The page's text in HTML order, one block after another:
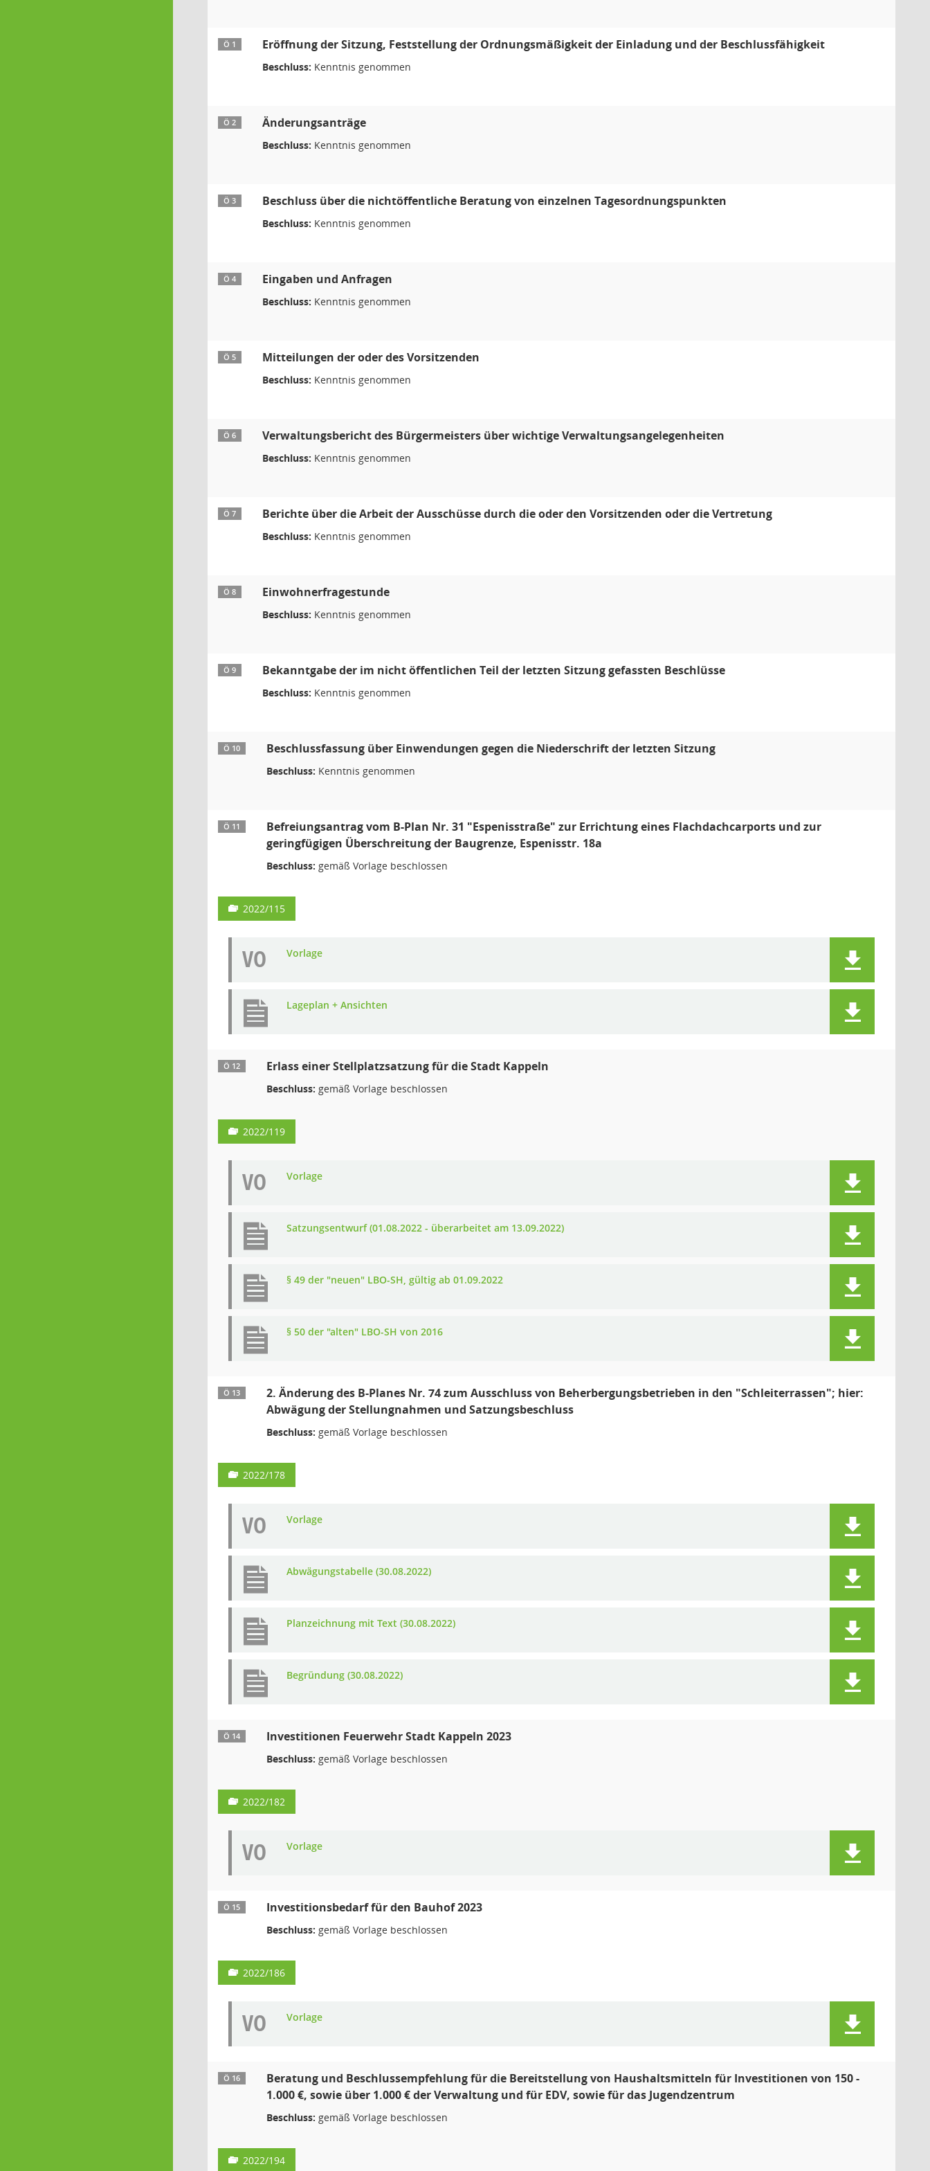
Ö 1 Eröffnung der Sitzung, Feststellung der Ordnungsmäßigkeit der Einladung und der Beschlussfähigkeit
Beschluss: Kenntnis genommen
Ö 2 Änderungsanträge
Beschluss: Kenntnis genommen
Ö 3 Beschluss über die nichtöffentliche Beratung von einzelnen Tagesordnungspunkten
Beschluss: Kenntnis genommen
Ö 4 Eingaben und Anfragen
Beschluss: Kenntnis genommen
Ö 5 Mitteilungen der oder des Vorsitzenden
Beschluss: Kenntnis genommen
Ö 6 Verwaltungsbericht des Bürgermeisters über wichtige Verwaltungsangelegenheiten
Beschluss: Kenntnis genommen
Ö 7 Berichte über die Arbeit der Ausschüsse durch die oder den Vorsitzenden oder die Vertretung
Beschluss: Kenntnis genommen
Ö 8 Einwohnerfragestunde
Beschluss: Kenntnis genommen
Ö 9 Bekanntgabe der im nicht öffentlichen Teil der letzten Sitzung gefassten Beschlüsse
Beschluss: Kenntnis genommen
Ö 10 Beschlussfassung über Einwendungen gegen die Niederschrift der letzten Sitzung
Beschluss: Kenntnis genommen
Ö 11
Befreiungsantrag vom B-Plan Nr. 31 "Espenisstraße" zur Errichtung eines Flachdachcarports und zur
geringfügigen Überschreitung der Baugrenze, Espenisstr. 18a
Beschluss: gemäß Vorlage beschlossen
2022/115
VO Vorlage
Lageplan + Ansichten
Ö 12 Erlass einer Stellplatzsatzung für die Stadt Kappeln
Beschluss: gemäß Vorlage beschlossen
2022/119
VO Vorlage
Satzungsentwurf (01.08.2022 - überarbeitet am 13.09.2022)
§ 49 der "neuen" LBO-SH, gültig ab 01.09.2022
§ 50 der "alten" LBO-SH von 2016
Ö 13
2. Änderung des B-Planes Nr. 74 zum Ausschluss von Beherbergungsbetrieben in den "Schleiterrassen"; hier:
Abwägung der Stellungnahmen und Satzungsbeschluss
Beschluss: gemäß Vorlage beschlossen
2022/178
VO Vorlage
Abwägungstabelle (30.08.2022)
Planzeichnung mit Text (30.08.2022)
Begründung (30.08.2022)
Ö 14 Investitionen Feuerwehr Stadt Kappeln 2023
Beschluss: gemäß Vorlage beschlossen
2022/182
VO Vorlage
Ö 15 Investitionsbedarf für den Bauhof 2023
Beschluss: gemäß Vorlage beschlossen
2022/186
VO Vorlage
Ö 16
Beratung und Beschlussempfehlung für die Bereitstellung von Haushaltsmitteln für Investitionen von 150 -
1.000 €, sowie über 1.000 € der Verwaltung und für EDV, sowie für das Jugendzentrum
Beschluss: gemäß Vorlage beschlossen
2022/194